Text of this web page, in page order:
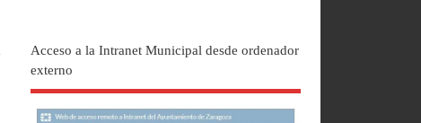
Acceso a la Intranet Municipal desde ordenador
externo